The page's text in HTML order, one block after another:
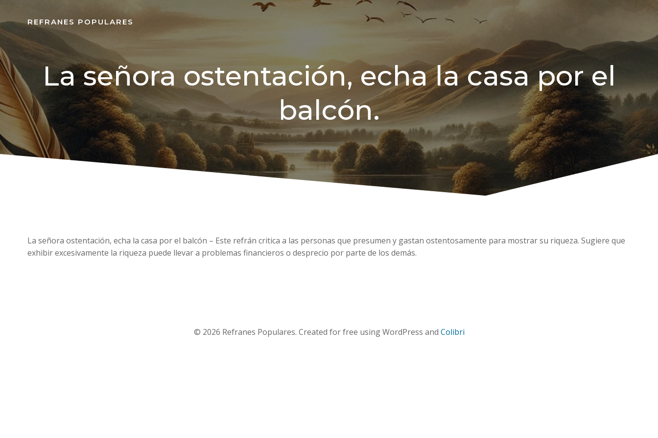
REFRANES POPULARES
La señora ostentación, echa la casa por el
balcón.
La señora ostentación, echa la casa por el balcón – Este refrán critica a las personas que presumen y gastan ostentosamente para mostrar su riqueza. Sugiere que
exhibir excesivamente la riqueza puede llevar a problemas financieros o desprecio por parte de los demás.
© 2026 Refranes Populares. Created for free using WordPress and Colibri